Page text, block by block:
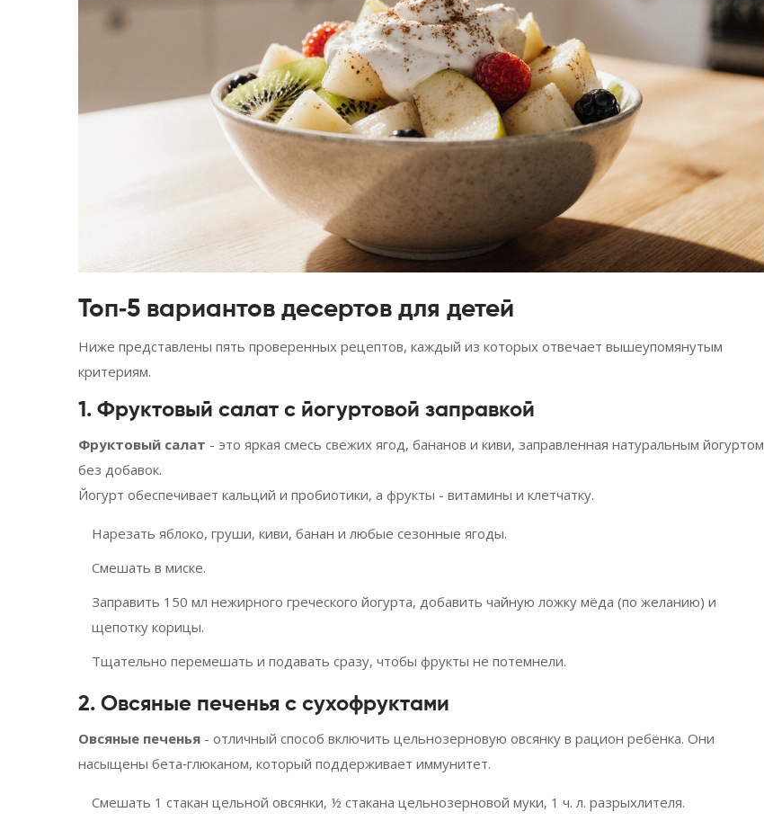
Топ‑5 вариантов десертов для детей
Ниже представлены пять проверенных рецептов, каждый из которых отвечает вышеупомянутым
критериям.
1. Фруктовый салат с йогуртовой заправкой
Фруктовый салат - это яркая смесь свежих ягод, бананов и киви, заправленная натуральным йогуртом
без добавок.
Йогурт обеспечивает кальций и пробиотики, а фрукты - витамины и клетчатку.
Нарезать яблоко, груши, киви, банан и любые сезонные ягоды.
Смешать в миске.
Заправить 150 мл нежирного греческого йогурта, добавить чайную ложку мёда (по желанию) и
щепотку корицы.
Тщательно перемешать и подавать сразу, чтобы фрукты не потемнели.
2. Овсяные печенья с сухофруктами
Овсяные печенья - отличный способ включить цельнозерновую овсянку в рацион ребёнка. Они
насыщены бета‑глюканом, который поддерживает иммунитет.
Смешать 1 стакан цельной овсянки, ½ стакана цельнозерновой муки, 1 ч. л. разрыхлителя.